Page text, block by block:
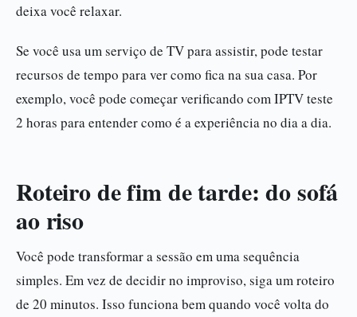
deixa você relaxar.
Se você usa um serviço de TV para assistir, pode testar
recursos de tempo para ver como fica na sua casa. Por
exemplo, você pode começar verificando com IPTV teste
2 horas para entender como é a experiência no dia a dia.
Roteiro de fim de tarde: do sofá
ao riso
Você pode transformar a sessão em uma sequência
simples. Em vez de decidir no improviso, siga um roteiro
de 20 minutos. Isso funciona bem quando você volta do